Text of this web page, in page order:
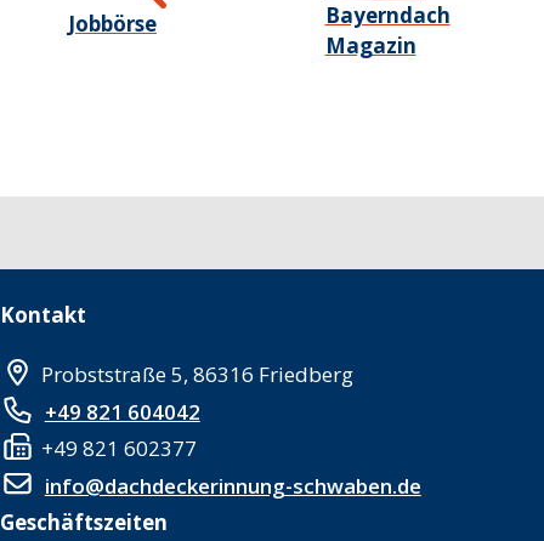
Jobbörse
Bayerndach
Magazin
Kontakt
Probststraße 5, 86316 Friedberg
+49 821 604042
+49 821 602377
info@dachdeckerinnung-schwaben.de
Geschäftszeiten